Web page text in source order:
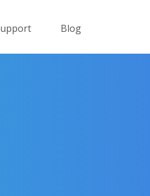
Blog